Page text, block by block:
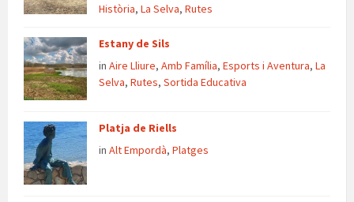
Història, La Selva, Rutes
Estany de Sils
in Aire Lliure, Amb Família, Esports i Aventura, La
Selva, Rutes, Sortida Educativa
Platja de Riells
in Alt Empordà, Platges